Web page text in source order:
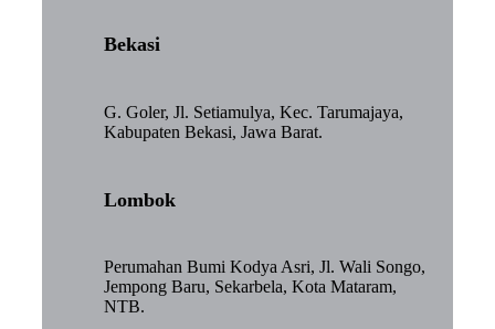
Bekasi
G. Goler, Jl. Setiamulya, Kec. Tarumajaya,
Kabupaten Bekasi, Jawa Barat.
Lombok
Perumahan Bumi Kodya Asri, Jl. Wali Songo,
Jempong Baru, Sekarbela, Kota Mataram,
NTB.